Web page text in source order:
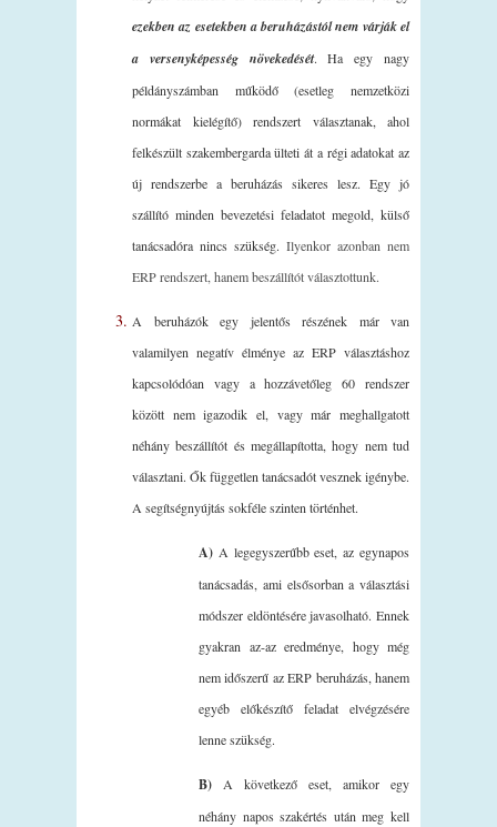
ezekben az esetekben a beruházástól nem várják el
a versenyképesség növekedését. Ha egy nagy
példányszámban működő (esetleg nemzetközi
normákat kielégítő) rendszert választanak, ahol
felkészült szakembergarda ülteti át a régi adatokat az
új rendszerbe a beruházás sikeres lesz. Egy jó
szállító minden bevezetési feladatot megold, külső
tanácsadóra nincs szükség. Ilyenkor azonban nem
ERP rendszert, hanem beszállítót választottunk.
A beruházók egy jelentős részének már van
valamilyen negatív élménye az ERP választáshoz
kapcsolódóan vagy a hozzávetőleg 60 rendszer
között nem igazodik el, vagy már meghallgatott
néhány beszállítót és megállapította, hogy nem tud
választani. Ők független tanácsadót vesznek igénybe.
A segítségnyújtás sokféle szinten történhet.
A) A legegyszerűbb eset, az egynapos
tanácsadás, ami elsősorban a választási
módszer eldöntésére javasolható. Ennek
gyakran az-az eredménye, hogy még
nem időszerű az ERP beruházás, hanem
egyéb előkészítő feladat elvégzésére
lenne szükség.
B) A következő eset, amikor egy
néhány napos szakértés után meg kell